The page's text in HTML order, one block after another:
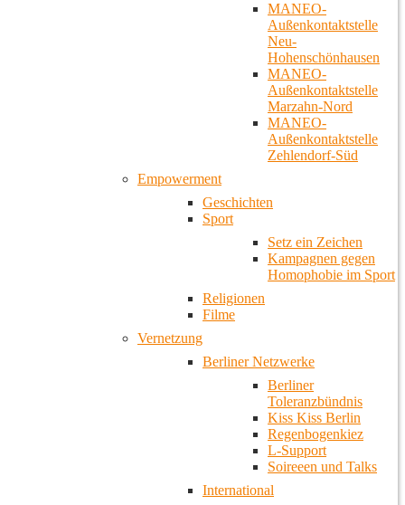
MANEO-
Außenkontaktstelle
Neu-
Hohenschönhausen
MANEO-
Außenkontaktstelle
Marzahn-Nord
MANEO-
Außenkontaktstelle
Zehlendorf-Süd
Empowerment
Geschichten
Sport
Setz ein Zeichen
Kampagnen gegen
Homophobie im Sport
Religionen
Filme
Vernetzung
Berliner Netzwerke
Berliner
Toleranzbündnis
Kiss Kiss Berlin
Regenbogenkiez
L-Support
Soireeen und Talks
International